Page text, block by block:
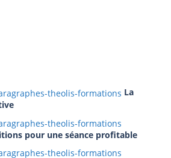
La
pour une séance profitable